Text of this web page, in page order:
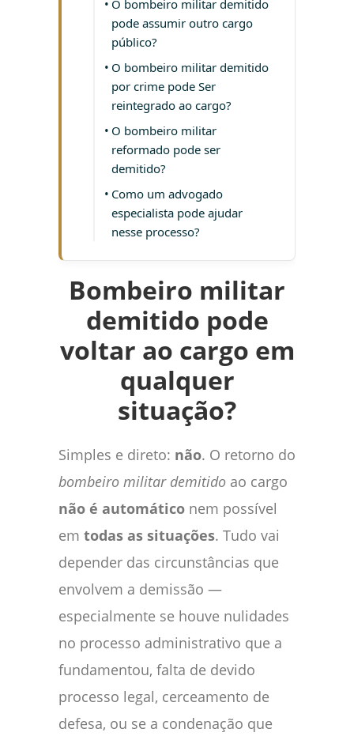
O bombeiro militar demitido
pode assumir outro cargo
público?
O bombeiro militar demitido
por crime pode Ser
reintegrado ao cargo?
O bombeiro militar
reformado pode ser
demitido?
Como um advogado
especialista pode ajudar
nesse processo?
Bombeiro militar
demitido pode
voltar ao cargo em
qualquer
situação?
Simples e direto: não. O retorno do
bombeiro militar demitido ao cargo
não é automático nem possível
em todas as situações. Tudo vai
depender das circunstâncias que
envolvem a demissão —
especialmente se houve nulidades
no processo administrativo que a
fundamentou, falta de devido
processo legal, cerceamento de
defesa, ou se a condenação que